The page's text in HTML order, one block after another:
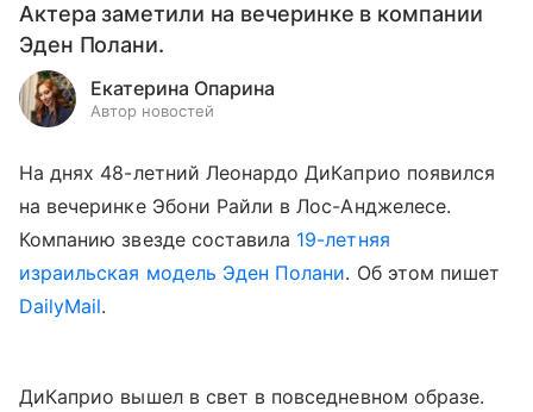
Актера заметили на вечеринке в компании
Эден Полани.
Екатерина Опарина
Автор новостей
На днях 48-летний Леонардо ДиКаприо появился
на вечеринке Эбони Райли в Лос-Анджелесе.
Компанию звезде составила 19-летняя
израильская модель Эден Полани. Об этом пишет
DailyMail.
ДиКаприо вышел в свет в повседневном образе.